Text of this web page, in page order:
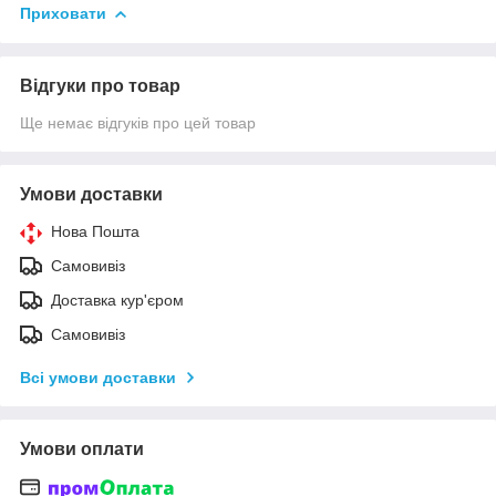
Приховати
Відгуки про товар
Ще немає відгуків про цей товар
Умови доставки
Нова Пошта
Самовивіз
Доставка кур'єром
Самовивіз
Всі умови доставки
Умови оплати